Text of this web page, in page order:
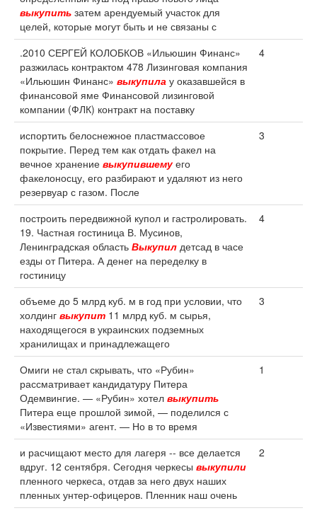
выкупить затем арендуемый участок для
целей, которые могут быть и не связаны с
.2010 СЕРГЕЙ КОЛОБКОВ «Ильюшин Финанс»
разжилась контрактом 478 Лизинговая компания
«Ильюшин Финанс» выкупила у оказавшейся в
финансовой яме Финансовой лизинговой
компании (ФЛК) контракт на поставку
4
испортить белоснежное пластмассовое
покрытие. Перед тем как отдать факел на
вечное хранение выкупившемуего
факелоносцу, его разбирают и удаляют из него
резервуар с газом. После
3
построить передвижной купол и гастролировать.
19. Частная гостиница В. Мусинов,
Ленинградская область Выкупил детсад в часе
езды от Питера. А денег на переделку в
гостиницу
4
объеме до 5 млрд куб. м в год при условии, что
холдинг выкупит 11 млрд куб. м сырья,
находящегося в украинских подземных
хранилищах и принадлежащего
3
Омиги не стал скрывать, что «Рубин»
рассматривает кандидатуру Питера
Одемвингие. — «Рубин» хотел выкупить
Питера еще прошлой зимой, — поделился с
«Известиями» агент. — Но в то время
1
и расчищают место для лагеря -- все делается
вдруг. 12 сентября. Сегодня черкесы выкупили
пленного черкеса, отдав за него двух наших
пленных унтер-офицеров. Пленник наш очень
2